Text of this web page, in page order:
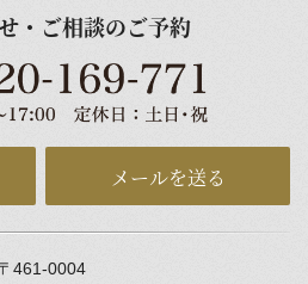
・ご相談のご予約
メールを送る
461-0004